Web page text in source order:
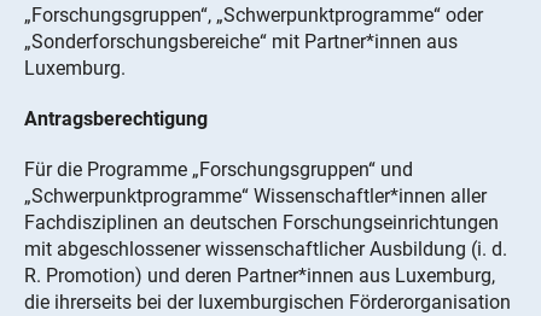
„Forschungsgruppen“, „Schwerpunktprogramme“ oder
„Sonderforschungsbereiche“ mit Partner*innen aus
Luxemburg.
Antragsberechtigung
Für die Programme „Forschungsgruppen“ und
„Schwerpunktprogramme“ Wissenschaftler*innen aller
Fachdisziplinen an deutschen Forschungseinrichtungen
mit abgeschlossener wissenschaftlicher Ausbildung (i. d.
R. Promotion) und deren Partner*innen aus Luxemburg,
die ihrerseits bei der luxemburgischen Förderorganisation